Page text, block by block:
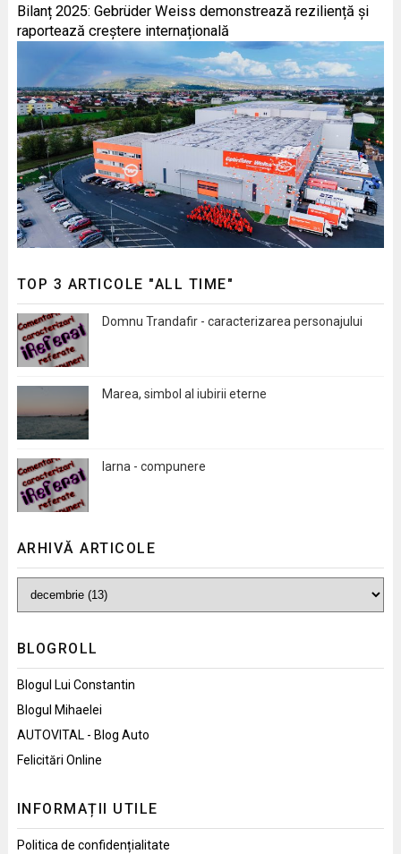
Bilanț 2025: Gebrüder Weiss demonstrează reziliență și
raportează creștere internațională
TOP 3 ARTICOLE "ALL TIME"
Domnu Trandafir - caracterizarea personajului
Marea, simbol al iubirii eterne
Iarna - compunere
ARHIVĂ ARTICOLE
BLOGROLL
Blogul Lui Constantin
Blogul Mihaelei
AUTOVITAL - Blog Auto
Felicitări Online
INFORMAȚII UTILE
Politica de confidențialitate